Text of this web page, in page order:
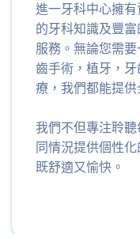
進一牙科中心擁
的牙科知識及豐
服務。無論您需
齒手術，植牙，
療，我們都能提供
我們不但專注聆
同情況提供個性
既舒適又愉快。